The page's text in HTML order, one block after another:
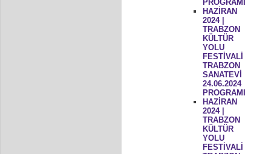
PROGRAMI
HAZİRAN
2024 |
TRABZON
KÜLTÜR
YOLU
FESTİVALİ
TRABZON
SANATEVİ
24.06.2024
PROGRAMI
HAZİRAN
2024 |
TRABZON
KÜLTÜR
YOLU
FESTİVALİ